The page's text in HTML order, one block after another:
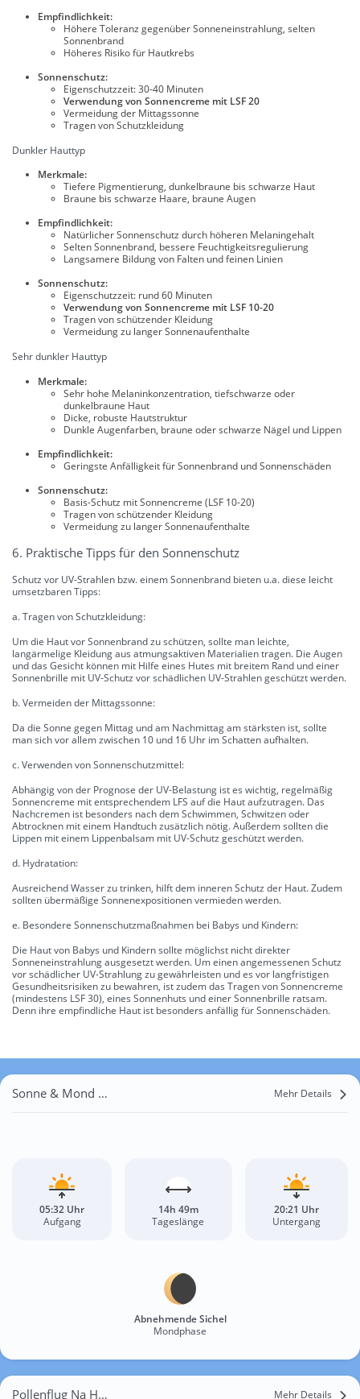
Empfindlichkeit:
Höhere Toleranz gegenüber Sonneneinstrahlung, selten
Sonnenbrand
Höheres Risiko für Hautkrebs
Sonnenschutz:
Eigenschutzzeit: 30-40 Minuten
Verwendung von Sonnencreme mit LSF 20
Vermeidung der Mittagssonne
Tragen von Schutzkleidung
Dunkler Hauttyp
Merkmale:
Tiefere Pigmentierung, dunkelbraune bis schwarze Haut
Braune bis schwarze Haare, braune Augen
Empfindlichkeit:
Natürlicher Sonnenschutz durch höheren Melaningehalt
Selten Sonnenbrand, bessere Feuchtigkeitsregulierung
Langsamere Bildung von Falten und feinen Linien
Sonnenschutz:
Eigenschutzzeit: rund 60 Minuten
Verwendung von Sonnencreme mit LSF 10-20
Tragen von schützender Kleidung
Vermeidung zu langer Sonnenaufenthalte
Sehr dunkler Hauttyp
Merkmale:
Sehr hohe Melaninkonzentration, tiefschwarze oder
dunkelbraune Haut
Dicke, robuste Hautstruktur
Dunkle Augenfarben, braune oder schwarze Nägel und Lippen
Empfindlichkeit:
Geringste Anfälligkeit für Sonnenbrand und Sonnenschäden
Sonnenschutz:
Basis-Schutz mit Sonnencreme (LSF 10-20)
Tragen von schützender Kleidung
Vermeidung zu langer Sonnenaufenthalte
6. Praktische Tipps für den Sonnenschutz
Schutz vor UV-Strahlen bzw. einem Sonnenbrand bieten u.a. diese leicht
umsetzbaren Tipps:
a. Tragen von Schutzkleidung:
Um die Haut vor Sonnenbrand zu schützen, sollte man leichte,
langärmelige Kleidung aus atmungsaktiven Materialien tragen. Die Augen
und das Gesicht können mit Hilfe eines Hutes mit breitem Rand und einer
Sonnenbrille mit UV-Schutz vor schädlichen UV-Strahlen geschützt werden.
b. Vermeiden der Mittagssonne:
Da die Sonne gegen Mittag und am Nachmittag am stärksten ist, sollte
man sich vor allem zwischen 10 und 16 Uhr im Schatten aufhalten.
c. Verwenden von Sonnenschutzmittel:
Abhängig von der Prognose der UV-Belastung ist es wichtig, regelmäßig
Sonnencreme mit entsprechendem LFS auf die Haut aufzutragen. Das
Nachcremen ist besonders nach dem Schwimmen, Schwitzen oder
Abtrocknen mit einem Handtuch zusätzlich nötig. Außerdem sollten die
Lippen mit einem Lippenbalsam mit UV-Schutz geschützt werden.
d. Hydratation:
Ausreichend Wasser zu trinken, hilft dem inneren Schutz der Haut. Zudem
sollten übermäßige Sonnenexpositionen vermieden werden.
e. Besondere Sonnenschutzmaßnahmen bei Babys und Kindern:
Die Haut von Babys und Kindern sollte möglichst nicht direkter
Sonneneinstrahlung ausgesetzt werden. Um einen angemessenen Schutz
vor schädlicher UV-Strahlung zu gewährleisten und es vor langfristigen
Gesundheitsrisiken zu bewahren, ist zudem das Tragen von Sonnencreme
(mindestens LSF 30), eines Sonnenhuts und einer Sonnenbrille ratsam.
Denn ihre empfindliche Haut ist besonders anfällig für Sonnenschäden.
Sonne & Mond Na Hrázi Mehr Details
05:32 Uhr
Aufgang
14h 49m
Tageslänge
20:21 Uhr
Untergang
Abnehmende Sichel
Mondphase
Pollenflug Na Hrázi Mehr Details